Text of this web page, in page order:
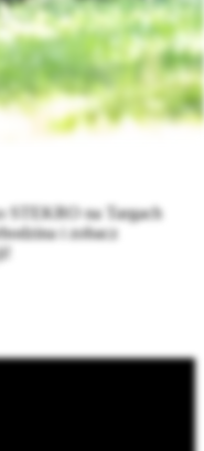
STEKRO na Targach
i zobacz